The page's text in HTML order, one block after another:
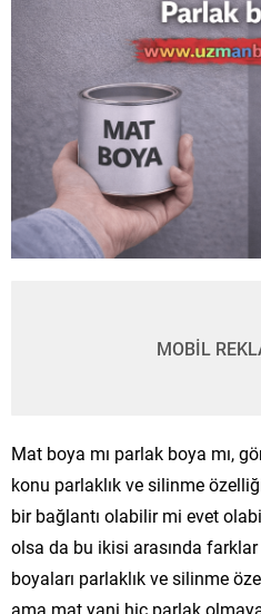
MOBİL
Mat boya mı parlak boya mı,
konu parlaklık ve silinme
bir bağlantı olabilir mi evet
olsa da bu ikisi arasında
boyaları parlaklık ve silinme
ama mat yani hiç parlak